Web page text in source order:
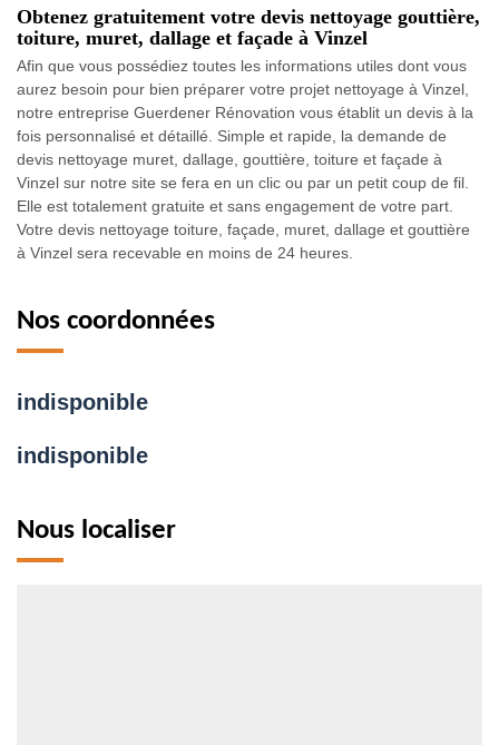
Obtenez gratuitement votre devis nettoyage gouttière,
toiture, muret, dallage et façade à Vinzel
Afin que vous possédiez toutes les informations utiles dont vous
aurez besoin pour bien préparer votre projet nettoyage à Vinzel,
notre entreprise Guerdener Rénovation vous établit un devis à la
fois personnalisé et détaillé. Simple et rapide, la demande de
devis nettoyage muret, dallage, gouttière, toiture et façade à
Vinzel sur notre site se fera en un clic ou par un petit coup de fil.
Elle est totalement gratuite et sans engagement de votre part.
Votre devis nettoyage toiture, façade, muret, dallage et gouttière
à Vinzel sera recevable en moins de 24 heures.
Nos coordonnées
indisponible
indisponible
Nous localiser